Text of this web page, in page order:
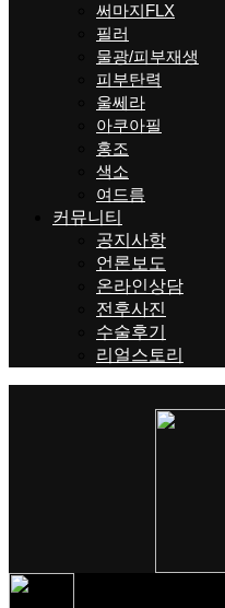
써마지FLX
필러
물광/피부재생
피부탄력
울쎄라
아쿠아필
홍조
색소
여드름
커뮤니티
공지사항
언론보도
온라인상담
전후사진
수술후기
리얼스토리